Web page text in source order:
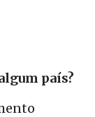
país?